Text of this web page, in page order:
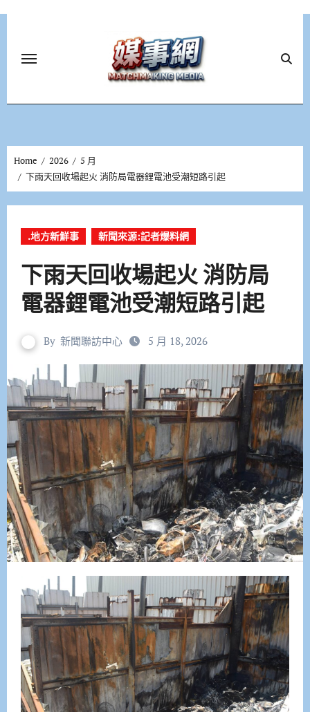
Home 2026
5 月
下雨天回收場起火 消防局電器鋰電池受潮短路引起
.地方新鮮事 新聞來源:記者爆料網
下雨天回收場起火 消防局
電器鋰電池受潮短路引起
By 新聞聯訪中心 5 月 18, 2026